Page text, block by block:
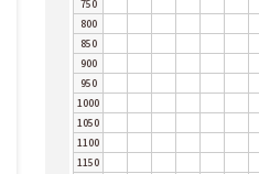
750
800
850
900
950
1000
1050
1100
1150